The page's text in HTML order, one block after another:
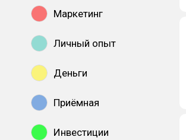
Маркетинг
Личный опыт
Деньги
Приёмная
Инвестиции